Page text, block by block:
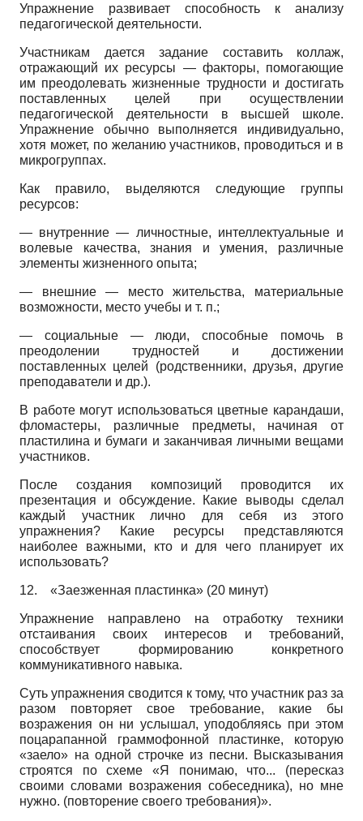
Упражнение развивает способность к анализу
педагогической деятельности.
Участникам дается задание составить коллаж,
отражающий их ресурсы — факторы, помогающие
им преодолевать жизненные трудности и достигать
поставленных целей при осуществлении
педагогической деятельности в высшей школе.
Упражнение обычно выполняется индивидуально,
хотя может, по желанию участников, проводиться и в
микрогруппах.
Как правило, выделяются следующие группы
ресурсов:
— внутренние — личностные, интеллектуальные и
волевые качества, знания и умения, различные
элементы жизненного опыта;
— внешние — место жительства, материальные
возможности, место учебы и т. п.;
— социальные — люди, способные помочь в
преодолении трудностей и достижении
поставленных целей (родственники, друзья, другие
преподаватели и др.).
В работе могут использоваться цветные карандаши,
фломастеры, различные предметы, начиная от
пластилина и бумаги и заканчивая личными вещами
участников.
После создания композиций проводится их
презентация и обсуждение. Какие выводы сделал
каждый участник лично для себя из этого
упражнения? Какие ресурсы представляются
наиболее важными, кто и для чего планирует их
использовать?
12. «Заезженная пластинка» (20 минут)
Упражнение направлено на отработку техники
отстаивания своих интересов и требований,
способствует формированию конкретного
коммуникативного навыка.
Суть упражнения сводится к тому, что участник раз за
разом повторяет свое требование, какие бы
возражения он ни услышал, уподобляясь при этом
поцарапанной граммофонной пластинке, которую
«заело» на одной строчке из песни. Высказывания
строятся по схеме «Я понимаю, что... (пересказ
своими словами возражения собеседника), но мне
нужно. (повторение своего требования)».